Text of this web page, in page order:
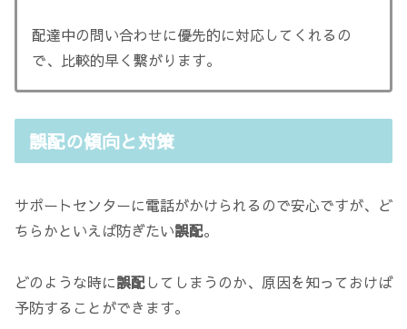
配達中の問い合わせに優先的に対応してくれるの
で、比較的早く繋がります。
誤配の傾向と対策
サポートセンターに電話がかけられるので安心ですが、ど
ちらかといえば防ぎたい誤配。
どのような時に誤配してしまうのか、原因を知っておけば
予防することができます。